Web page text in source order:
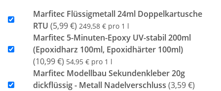
Marfitec Flüssigmetall 24ml Doppelkartusche
RTU (5,99 €) 249,58 € pro 1 l
Marfitec 5-Minuten-Epoxy UV-stabil 200ml
(Epoxidharz 100ml, Epoxidhärter 100ml)
(10,99 €) 54,95 € pro 1 l
Marfitec Modellbau Sekundenkleber 20g
dickflüssig - Metall Nadelverschluss (3,59 €)